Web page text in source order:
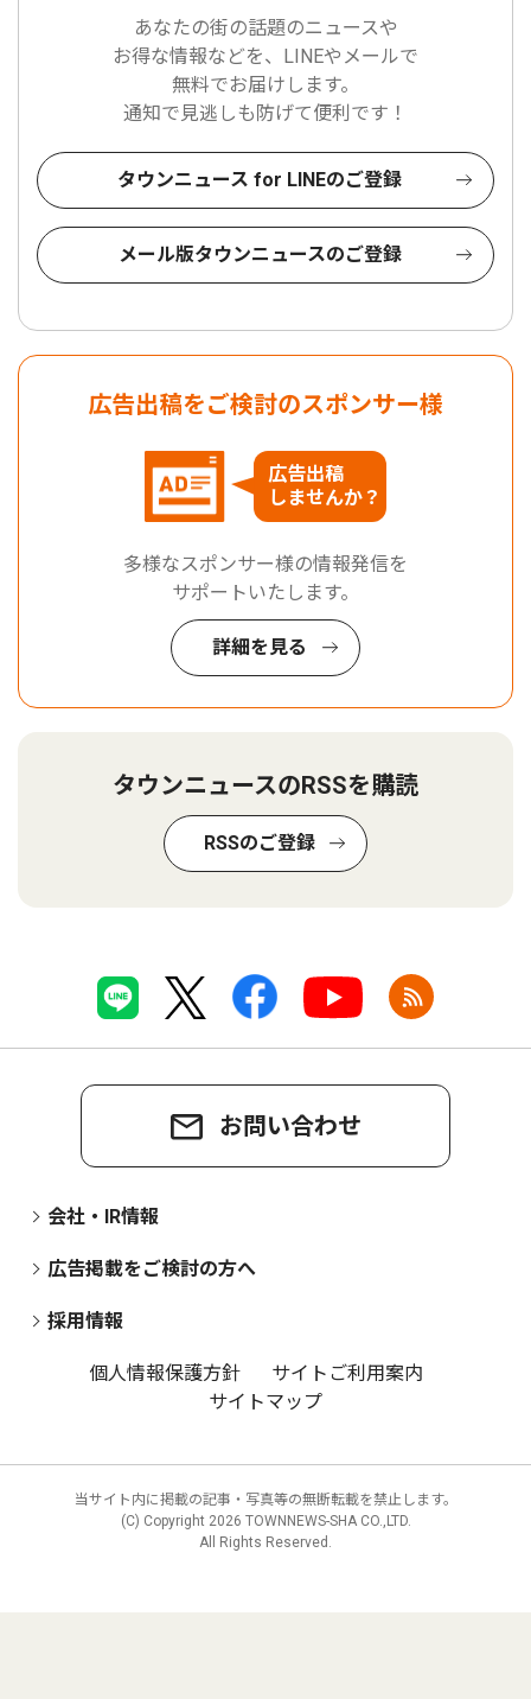
あなたの街の話題のニュースや
お得な情報などを、LINEやメールで
無料でお届けします。
通知で見逃しも防げて便利です！
タウンニュース for LINEのご登録
メール版タウンニュースのご登録
広告出稿をご検討のスポンサー様
広告出稿
しませんか？
多様なスポンサー様の情報発信を
サポートいたします。
詳細を見る
タウンニュースのRSSを購読
RSSのご登録
お問い合わせ
会社・IR情報
広告掲載をご検討の方へ
採用情報
個人情報保護方針
サイトご利用案内
サイトマップ
当サイト内に掲載の記事・写真等の無断転載を禁止します。
(C) Copyright 2026 TOWNNEWS-SHA CO.,LTD.
All Rights Reserved.